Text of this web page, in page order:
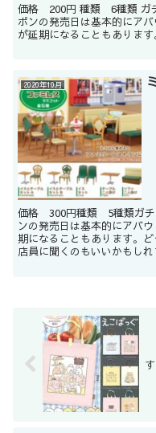
価格 200円 種類 6種類 ガ
ポンの発売日は基本的にア
が延期になることもありま
2020年10月
価格 300円種類 5種類ガチ
ンの発売日は基本的にアバ
期になることもあります。
店員に聞くのもいいかもし